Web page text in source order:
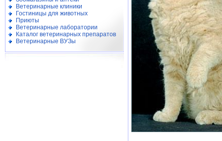
Ветеринарные клиники
Гостиницы для животных
Приюты
Ветеринарные лаборатории
Каталог ветеринарных препаратов
Ветеринарные ВУЗы